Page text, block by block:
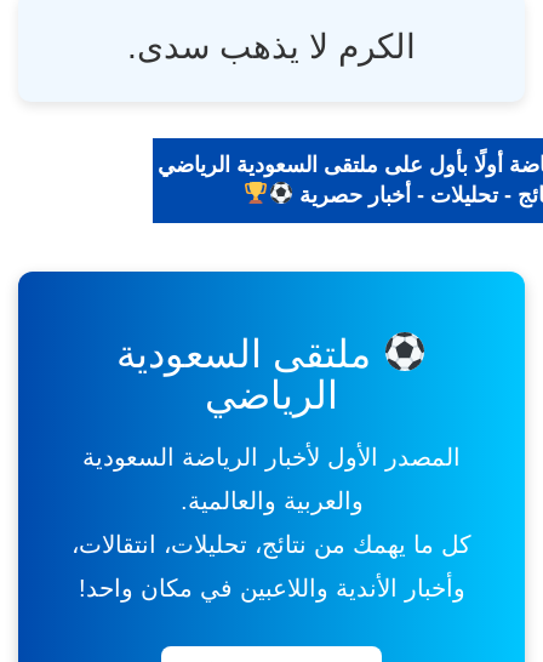
الكرم لا يذهب سدى.
أولًا بأول على ملتقى السعودية الرياضي
| نتائج - تحليلات - أخبار حصرية
ملتقى السعودية
الرياضي
المصدر الأول لأخبار الرياضة السعودية
والعربية والعالمية.
كل ما يهمك من نتائج، تحليلات، انتقالات،
وأخبار الأندية واللاعبين في مكان واحد!